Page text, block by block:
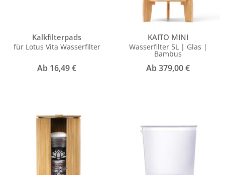
Kalkfilterpads
für Lotus Vita Wasserfilter
Ab 16,49€
KAITO MINI
Wasserfilter 5L | Glas |
Bambus
Ab379,00€